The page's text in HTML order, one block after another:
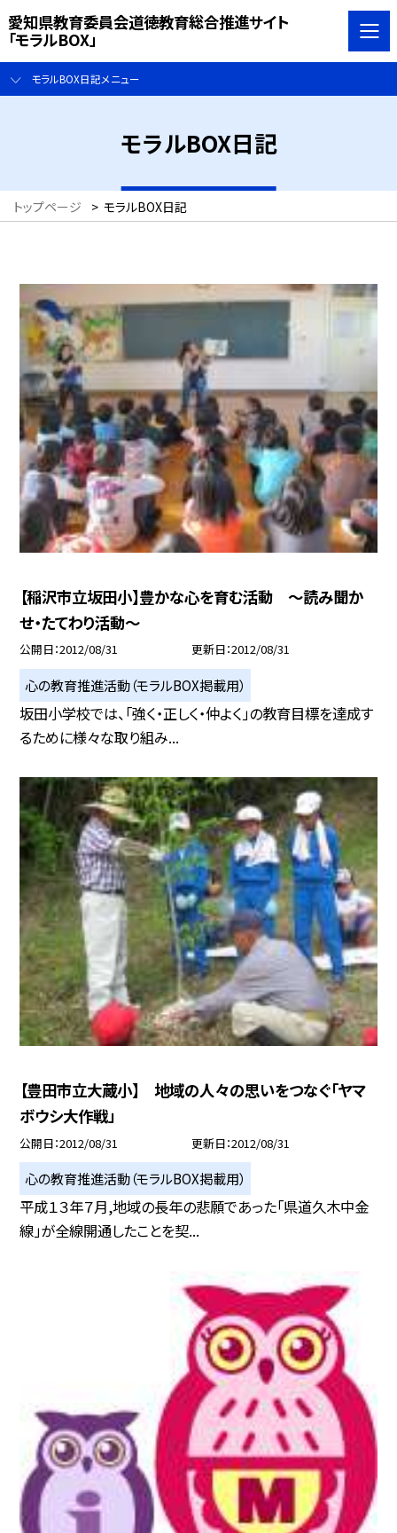
愛知県教育委員会道徳教育総合推進サイト
「モラルBOX」
モラルBOX日記メニュー
モラルBOX日記
トップページ > モラルBOX日記
【稲沢市立坂田小】豊かな心を育む活動 〜読み聞か
せ・たてわり活動〜
公開日 2012/08/31 更新日 2012/08/31
心の教育推進活動（モラルBOX掲載用）
坂田小学校では、「強く・正しく・仲よく」の教育目標を達成す
るために様々な取り組み...
【豊田市立大蔵小】 地域の人々の思いをつなぐ「ヤマ
ボウシ大作戦」
公開日 2012/08/31 更新日 2012/08/31
心の教育推進活動（モラルBOX掲載用）
平成１３年７月,地域の長年の悲願であった「県道久木中金
線」が全線開通したことを契...